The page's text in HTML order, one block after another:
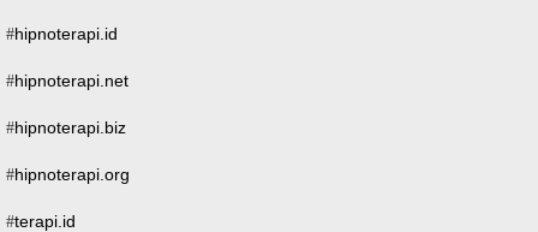
#hipnoterapi.id
#hipnoterapi.net
#hipnoterapi.biz
#hipnoterapi.org
#terapi.id